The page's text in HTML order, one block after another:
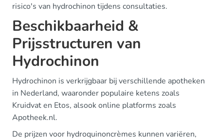
risico's van hydrochinon tijdens consultaties.
Beschikbaarheid &
Prijsstructuren van
Hydrochinon
Hydrochinon is verkrijgbaar bij verschillende apotheken
in Nederland, waaronder populaire ketens zoals
Kruidvat en Etos, alsook online platforms zoals
Apotheek.nl.
De prijzen voor hydroquinoncrèmes kunnen variëren,